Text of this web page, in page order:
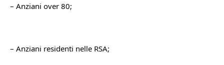
– Anziani over 80;
– Anziani residenti nelle RSA;